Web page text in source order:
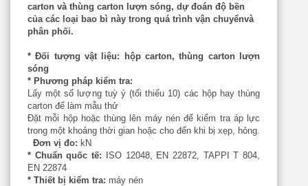
carton và thùng carton lượn sóng, dự đoán độ bền
của các loại bao bì này trong quá trình vận chuyểnvà
phân phối.
* Đối tượng vật liệu: hộp carton, thùng carton lượn
sóng
* Phương pháp kiểm tra:
Lấy một số lượng tuỳ ý (tối thiểu 10) các hộp hay thùng
carton để làm mẫu thử
Đặt mỗi hộp hoặc thùng lên máy nén để kiểm tra áp lực
trong một khoảng thời gian hoặc cho đến khi bị xẹp, hỏng.
Đơn vị đo: kN
* Chuẩn quốc tế: ISO 12048, EN 22872, TAPPI T 804,
EN 22874
* Thiết bị kiểm tra: máy nén­